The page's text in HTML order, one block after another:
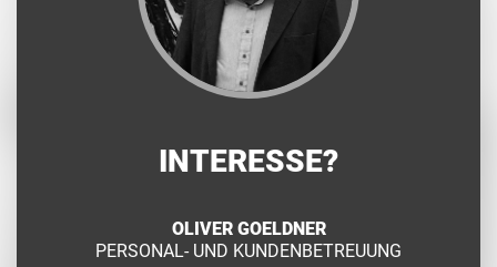
INTERESSE?
OLIVER GOELDNER
PERSONAL- UND KUNDENBETREUUNG